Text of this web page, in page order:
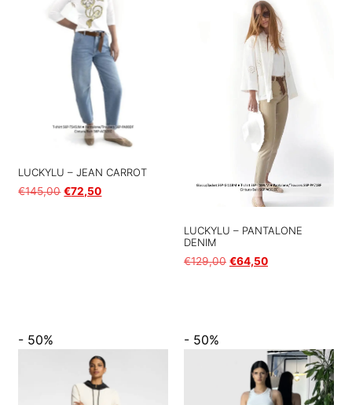
LUCKYLU – JEAN CARROT
€145,00 €72,50
LUCKYLU – PANTALONE
DENIM
€129,00 €64,50
- 50% - 50%